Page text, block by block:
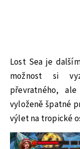
Lost Sea je
možnost si
převratného,
vyloženě špatné
výlet na tropické